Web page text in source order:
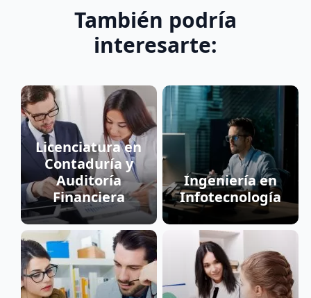
También podría
interesarte:
Licenciatura en
Contaduría y
Auditoría
Financiera
Ingeniería en
Infotecnología